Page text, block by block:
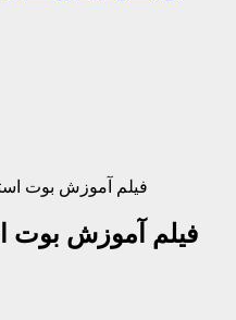
فیلم آموزش بوت استرپ ورژن